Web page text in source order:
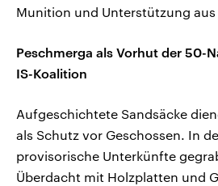
Munition und Unterstützung aus
Peschmerga als Vorhut der 50-
IS-Koalition
Aufgeschichtete Sandsäcke
als Schutz vor Geschossen. In
provisorische Unterkünfte
Überdacht mit Holzplatten und